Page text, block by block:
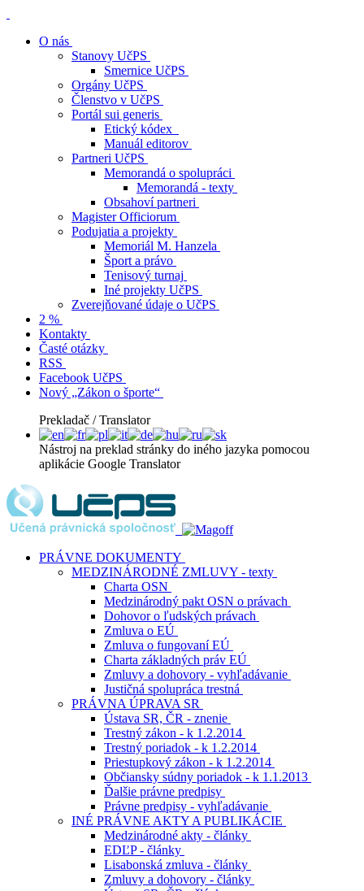
O nás
Stanovy UčPS
Smernice UčPS
Orgány UčPS
Členstvo v UčPS
Portál sui generis
Etický kódex
Manuál editorov
Partneri UčPS
Memorandá o spolupráci
Memorandá - texty
Obsahoví partneri
Magister Officiorum
Podujatia a projekty
Memoriál M. Hanzela
Šport a právo
Tenisový turnaj
Iné projekty UčPS
Zverejňované údaje o UčPS
2 %
Kontakty
Časté otázky
RSS
Facebook UčPS
Nový „Zákon o športe“
Prekladač / Translator
Nástroj na preklad stránky do iného jazyka pomocou
aplikácie Google Translator
PRÁVNE DOKUMENTY
MEDZINÁRODNÉ ZMLUVY - texty
Charta OSN
Medzinárodný pakt OSN o právach
Dohovor o ľudských právach
Zmluva o EÚ
Zmluva o fungovaní EÚ
Charta základných práv EÚ
Zmluvy a dohovory - vyhľadávanie
Justičná spolupráca trestná
PRÁVNA ÚPRAVA SR
Ústava SR, ČR - znenie
Trestný zákon - k 1.2.2014
Trestný poriadok - k 1.2.2014
Priestupkový zákon - k 1.2.2014
Občiansky súdny poriadok - k 1.1.2013
Ďalšie právne predpisy
Právne predpisy - vyhľadávanie
INÉ PRÁVNE AKTY A PUBLIKÁCIE
Medzinárodné akty - články
EDĽP - články
Lisabonská zmluva - články
Zmluvy a dohovory - články